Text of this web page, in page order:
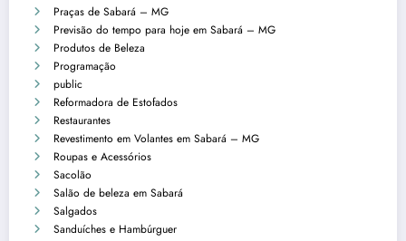
Praças de Sabará – MG
Previsão do tempo para hoje em Sabará – MG
Produtos de Beleza
Programação
public
Reformadora de Estofados
Restaurantes
Revestimento em Volantes em Sabará – MG
Roupas e Acessórios
Sacolão
Salão de beleza em Sabará
Salgados
Sanduíches e Hambúrguer